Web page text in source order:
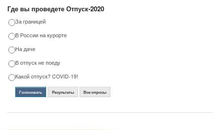
Где вы проведете Отпуск-2020
За границей
В России на курорте
На даче
В отпуск не поеду
Какой отпуск? COVID-19!
Голосовать Результаты Все опросы